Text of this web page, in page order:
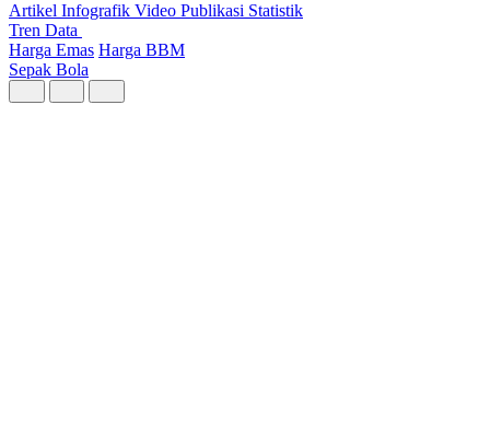
Artikel Infografik Video Publikasi Statistik
Tren Data
Harga Emas Harga BBM
Sepak Bola